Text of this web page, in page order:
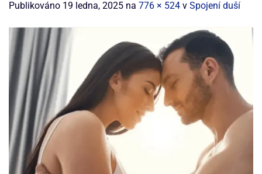
Publikováno 19 ledna, 2025 na 776 × 524 v Spojení duší